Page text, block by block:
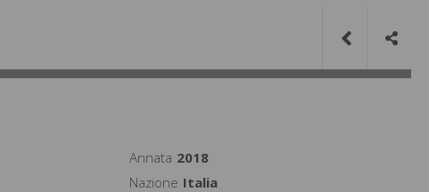
Annata 2018
Nazione Italia